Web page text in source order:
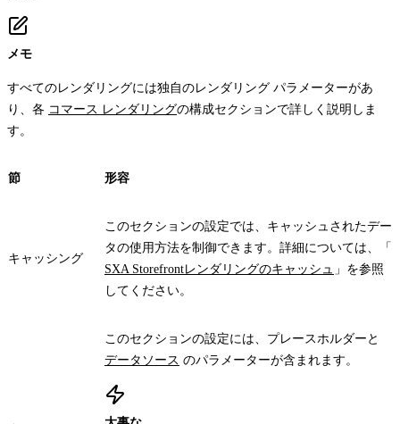
メモ
すべてのレンダリングには独自のレンダリング パラメーターがあ
り、各 コマース レンダリングの構成セクションで詳しく説明しま
す。
節 形容
キャッシング
このセクションの設定では、キャッシュされたデー
タの使用方法を制御できます。詳細については、「
SXA Storefrontレンダリングのキャッシュ 」を参照
してください。
このセクションの設定には、プレースホルダーと
データソース のパラメーターが含まれます。